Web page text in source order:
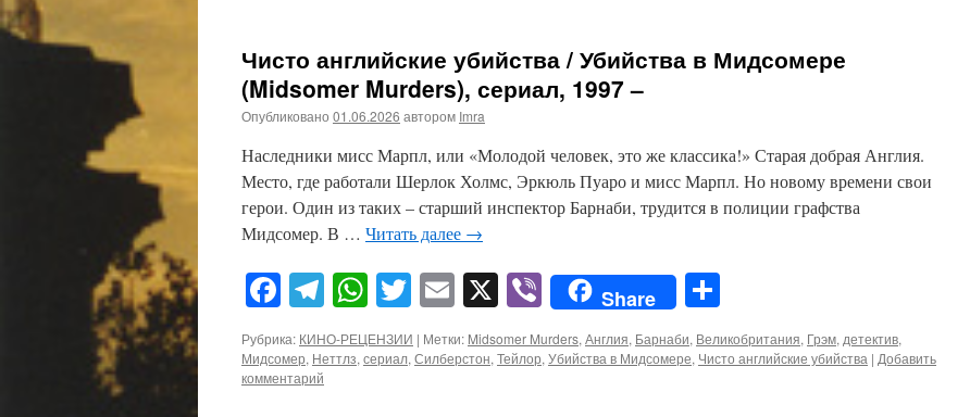
Чисто английские убийства / Убийства в Мидсомере
(Midsomer Murders), сериал, 1997 –
Опубликовано 01.06.2026 автором Imra
Наследники мисс Марпл, или «Молодой человек, это же классика!» Старая добрая Англия.
Место, где работали Шерлок Холмс, Эркюль Пуаро и мисс Марпл. Но новому времени свои
герои. Один из таких – старший инспектор Барнаби, трудится в полиции графства
Мидсомер. В … Читать далее →
Facebook
Telegram
WhatsApp
Twitter
Email
X ViberShare
Рубрика: КИНО-РЕЦЕНЗИИ | Метки: Midsomer Murders,Англия, Барнаби, Великобритания, Грэм,детектив,
Мидсомер, Неттлз,сериал,Силберстон,Тейлор,Убийства в Мидсомере, Чисто английские убийства | Добавить
комментарий